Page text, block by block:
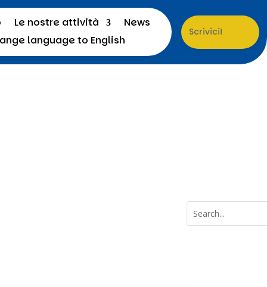
Le nostre attività News
Scrivici!